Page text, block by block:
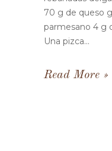
70 g de queso
parmesano 4 g
Una pizca...
Read More